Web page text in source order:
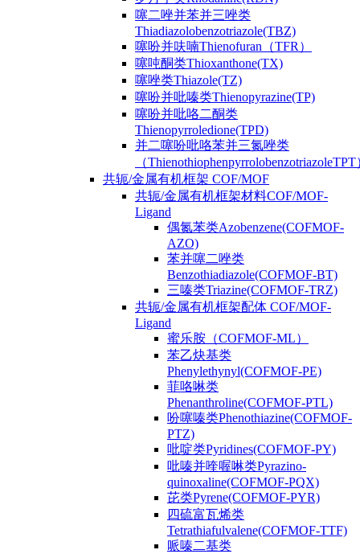
噻二唑并苯并三唑类
Thiadiazolobenzotriazole(TBZ)
噻吩并呋喃Thienofuran（TFR）
噻吨酮类Thioxanthone(TX)
噻唑类Thiazole(TZ)
噻吩并吡嗪类Thienopyrazine(TP)
噻吩并吡咯二酮类
Thienopyrroledione(TPD)
并二噻吩吡咯苯并三氮唑类
（ThienothiophenpyrrolobenzotriazoleTPT
共轭/金属有机框架 COF/MOF
共轭/金属有机框架材料COF/MOF-
Ligand
偶氮苯类Azobenzene(COFMOF-
AZO)
苯并噻二唑类
Benzothiadiazole(COFMOF-BT)
三嗪类Triazine(COFMOF-TRZ)
共轭/金属有机框架配体 COF/MOF-
Ligand
蜜乐胺（COFMOF-ML）
苯乙炔基类
Phenylethynyl(COFMOF-PE)
菲咯啉类
Phenanthroline(COFMOF-PTL)
吩噻嗪类Phenothiazine(COFMOF-
PTZ)
吡啶类Pyridines(COFMOF-PY)
吡嗪并喹喔啉类Pyrazino-
quinoxaline(COFMOF-PQX)
芘类Pyrene(COFMOF-PYR)
四硫富瓦烯类
Tetrathiafulvalene(COFMOF-TTF)
哌嗪二基类